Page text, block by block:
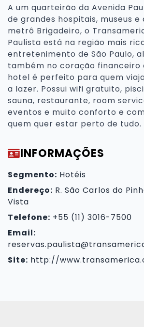
A um quarteirão da Avenida
de grandes hospitais, museus e
metrô Brigadeiro, o
Paulista está na região mais
entretenimento de São Paulo,
também no coração financeiro
hotel é perfeito para quem
a lazer. Possui wifi gratuito,
sauna, restaurante, room
eventos e muito conforto e
quem quer estar perto de tudo.
INFORMAÇÕES
Segmento: Hotéis
Endereço: R. São Carlos do
Vista
Telefone: +55 (11) 3016-7500
Email:
Site: http://